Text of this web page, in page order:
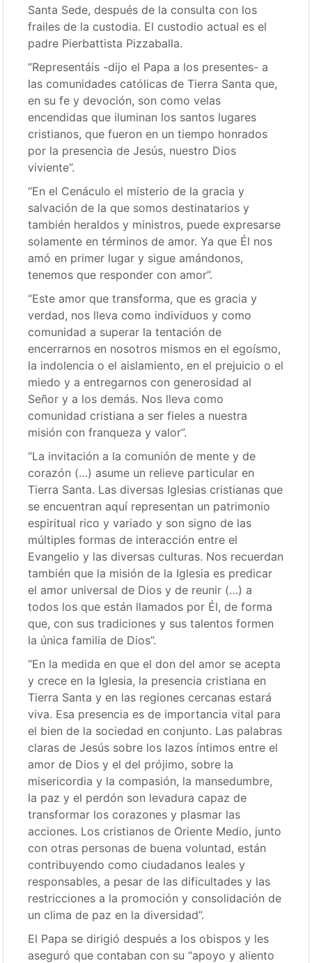
Santa Sede, después de la consulta con los
frailes de la custodia. El custodio actual es el
padre Pierbattista Pizzaballa.
“Representáis -dijo el Papa a los presentes- a
las comunidades católicas de Tierra Santa que,
en su fe y devoción, son como velas
encendidas que iluminan los santos lugares
cristianos, que fueron en un tiempo honrados
por la presencia de Jesús, nuestro Dios
viviente”.
“En el Cenáculo el misterio de la gracia y
salvación de la que somos destinatarios y
también heraldos y ministros, puede expresarse
solamente en términos de amor. Ya que Él nos
amó en primer lugar y sigue amándonos,
tenemos que responder con amor”.
“Este amor que transforma, que es gracia y
verdad, nos lleva como individuos y como
comunidad a superar la tentación de
encerrarnos en nosotros mismos en el egoísmo,
la indolencia o el aislamiento, en el prejuicio o el
miedo y a entregarnos con generosidad al
Señor y a los demás. Nos lleva como
comunidad cristiana a ser fieles a nuestra
misión con franqueza y valor”.
“La invitación a la comunión de mente y de
corazón (…) asume un relieve particular en
Tierra Santa. Las diversas Iglesias cristianas que
se encuentran aquí representan un patrimonio
espiritual rico y variado y son signo de las
múltiples formas de interacción entre el
Evangelio y las diversas culturas. Nos recuerdan
también que la misión de la Iglesia es predicar
el amor universal de Dios y de reunir (…) a
todos los que están llamados por Él, de forma
que, con sus tradiciones y sus talentos formen
la única familia de Dios”.
“En la medida en que el don del amor se acepta
y crece en la Iglesia, la presencia cristiana en
Tierra Santa y en las regiones cercanas estará
viva. Esa presencia es de importancia vital para
el bien de la sociedad en conjunto. Las palabras
claras de Jesús sobre los lazos íntimos entre el
amor de Dios y el del prójimo, sobre la
misericordia y la compasión, la mansedumbre,
la paz y el perdón son levadura capaz de
transformar los corazones y plasmar las
acciones. Los cristianos de Oriente Medio, junto
con otras personas de buena voluntad, están
contribuyendo como ciudadanos leales y
responsables, a pesar de las dificultades y las
restricciones a la promoción y consolidación de
un clima de paz en la diversidad”.
El Papa se dirigió después a los obispos y les
aseguró que contaban con su “apoyo y aliento